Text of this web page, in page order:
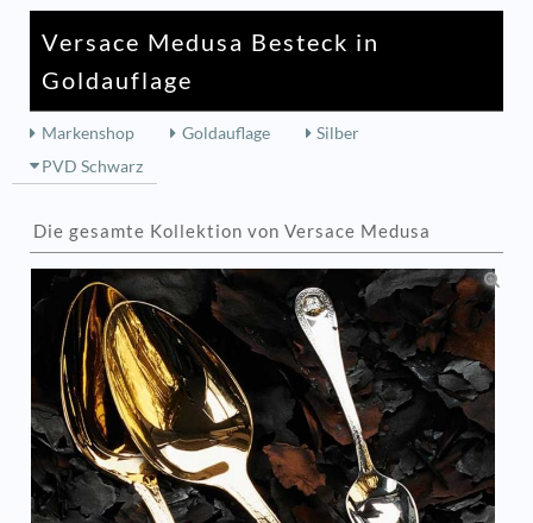
Versace Medusa Besteck in
Goldauflage
Markenshop Goldauflage
Silber
PVD Schwarz
Die gesamte Kollektion von Versace Medusa